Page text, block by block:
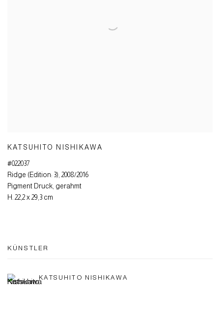
KATSUHITO NISHIKAWA
#022037
Ridge (Edition: 3) 2008/2016
Pigment Druck gerahmt
H. 22,2 x 29,3 cm
KÜNSTLER
KATSUHITO NISHIKAWA